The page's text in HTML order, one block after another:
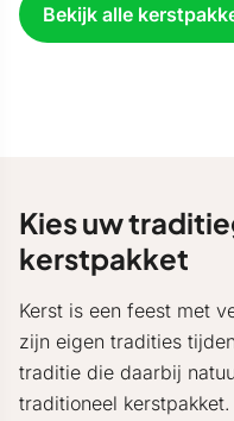
Bekijk alle
Kies uw
kerstpakket
Kerst is een feest met
zijn eigen tradities
traditie die daarbij
traditioneel